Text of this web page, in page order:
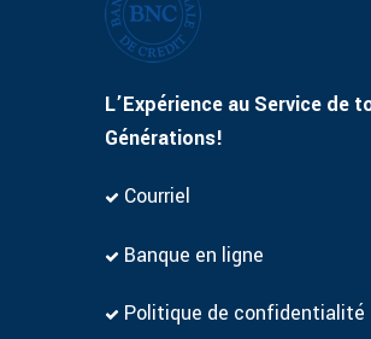
L’Expérience au Service de
Générations!
Courriel
Banque en ligne
Politique de confidentialité